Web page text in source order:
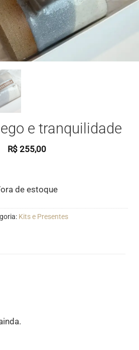
e tranquilidade
R$255,00
de estoque
Kits e Presentes